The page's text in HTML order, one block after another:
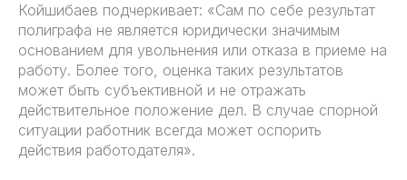
Койшибаев подчеркивает: «Сам по себе результат
полиграфа не является юридически значимым
основанием для увольнения или отказа в приеме на
работу. Более того, оценка таких результатов
может быть субъективной и не отражать
действительное положение дел. В случае спорной
ситуации работник всегда может оспорить
действия работодателя».